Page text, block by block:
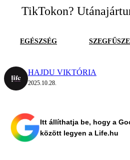
TikTokon?
EGÉSZSÉG
HAJDU VIKTÓRIA
2025.10.28.
Itt állíthatja be, hogy a
között legyen a Life.hu